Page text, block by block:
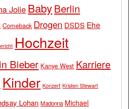
Jolie BabyBerlin
Comeback Drogen DSDS Ehe
Hochzeit
Bieber Kanye West Karriere
Kinder Konzert Kristen Stewart
Lohan Madonna Michael